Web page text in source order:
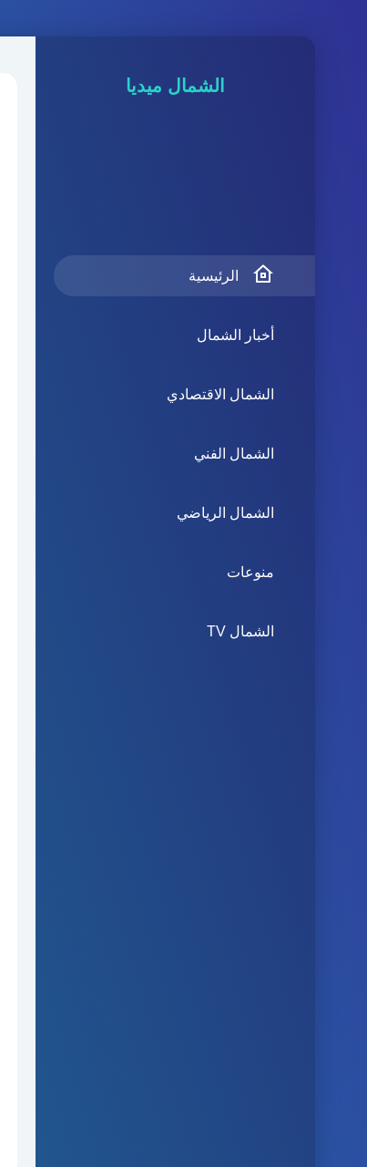
الشمال ميديا
الرئيسية
أخبار الشمال
الشمال الاقتصادي
الشمال الفني
الشمال الرياضي
منوعات
الشمال TV